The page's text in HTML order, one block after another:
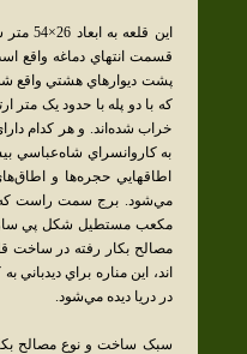
اين
قسمت انتهاي دماغه واقع
پشت ديوارهاي هشتي واقع
که با دو پله با حدود يک
خراب شده‌اند. و هر کدام
به کاروانسراي
اطاقهايي حجره‌ها و
مي‌شود. برج سمت راست که
مصالح بکار رفته در ساخت
اند، اين مناره براي
در دريا ديده مي‌شود.
سبک ساخت و نوع مصالح